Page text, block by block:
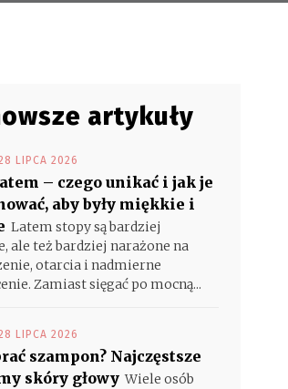
artykuły
LIPCA 2026
– czego unikać i jak je
aby były miękkie i
Latem stopy są bardziej
ale też bardziej narażone na
otarcia i nadmierne
Zamiast sięgać po mocną...
LIPCA 2026
szampon? Najczęstsze
skóry głowy Wiele osób